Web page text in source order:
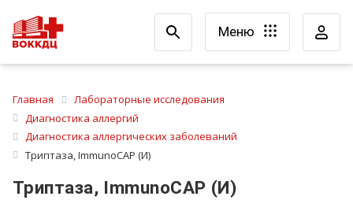
Меню
Главная
Лабораторные исследования
Диагностика аллергий
Диагностика аллергических заболеваний
Триптаза, ImmunoCAP (И)
Триптаза, ImmunoCAP (И)